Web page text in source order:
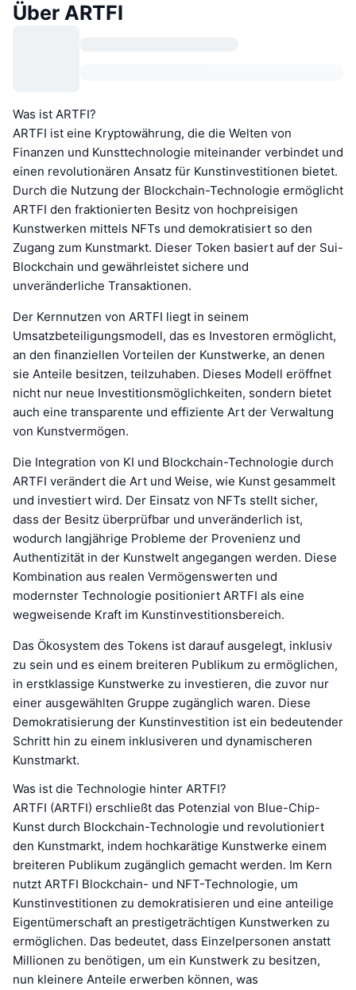
Über ARTFI
Was ist ARTFI?
ARTFI ist eine Kryptowährung, die die Welten von
Finanzen und Kunsttechnologie miteinander verbindet und
einen revolutionären Ansatz für Kunstinvestitionen bietet.
Durch die Nutzung der Blockchain-Technologie ermöglicht
ARTFI den fraktionierten Besitz von hochpreisigen
Kunstwerken mittels NFTs und demokratisiert so den
Zugang zum Kunstmarkt. Dieser Token basiert auf der Sui-
Blockchain und gewährleistet sichere und
unveränderliche Transaktionen.
Der Kernnutzen von ARTFI liegt in seinem
Umsatzbeteiligungsmodell, das es Investoren ermöglicht,
an den finanziellen Vorteilen der Kunstwerke, an denen
sie Anteile besitzen, teilzuhaben. Dieses Modell eröffnet
nicht nur neue Investitionsmöglichkeiten, sondern bietet
auch eine transparente und effiziente Art der Verwaltung
von Kunstvermögen.
Die Integration von KI und Blockchain-Technologie durch
ARTFI verändert die Art und Weise, wie Kunst gesammelt
und investiert wird. Der Einsatz von NFTs stellt sicher,
dass der Besitz überprüfbar und unveränderlich ist,
wodurch langjährige Probleme der Provenienz und
Authentizität in der Kunstwelt angegangen werden. Diese
Kombination aus realen Vermögenswerten und
modernster Technologie positioniert ARTFI als eine
wegweisende Kraft im Kunstinvestitionsbereich.
Das Ökosystem des Tokens ist darauf ausgelegt, inklusiv
zu sein und es einem breiteren Publikum zu ermöglichen,
in erstklassige Kunstwerke zu investieren, die zuvor nur
einer ausgewählten Gruppe zugänglich waren. Diese
Demokratisierung der Kunstinvestition ist ein bedeutender
Schritt hin zu einem inklusiveren und dynamischeren
Kunstmarkt.
Was ist die Technologie hinter ARTFI?
ARTFI (ARTFI) erschließt das Potenzial von Blue-Chip-
Kunst durch Blockchain-Technologie und revolutioniert
den Kunstmarkt, indem hochkarätige Kunstwerke einem
breiteren Publikum zugänglich gemacht werden. Im Kern
nutzt ARTFI Blockchain- und NFT-Technologie, um
Kunstinvestitionen zu demokratisieren und eine anteilige
Eigentümerschaft an prestigeträchtigen Kunstwerken zu
ermöglichen. Das bedeutet, dass Einzelpersonen anstatt
Millionen zu benötigen, um ein Kunstwerk zu besitzen,
nun kleinere Anteile erwerben können, was